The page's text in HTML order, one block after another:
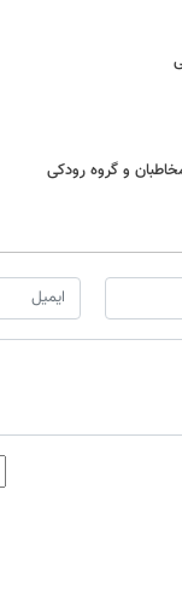
و گروه رودکی